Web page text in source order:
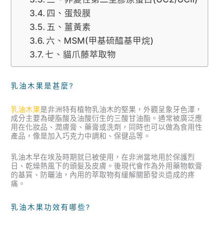
四、蛋殼膜
五、薑黃素
六、MSM(甲基硫醯基甲烷)
七、貓爪藤萃取物
乳油木果是甚麼?
乳油木果是非洲特有植物乳油木的堅果，外觀呈象牙色澤，
成分主要為硬脂酸及油酸衍生的三酸甘油酯。通常被廣泛應
用在化妝品、潤膚膏、藥膏或洗劑，同時也可以做為食用性
產品，像是加入巧克力中調和、保健品等。
乳油木早在埃及時期就已被使用，在非洲當地用於保護烈
日、乾燥熱風下的頭髮及皮膚。後現代會作為外用藥物軟膏
的基質、防曬油，內用的萃取物有緩解關節發炎造成的疼
痛。
乳油木果功效有哪些?